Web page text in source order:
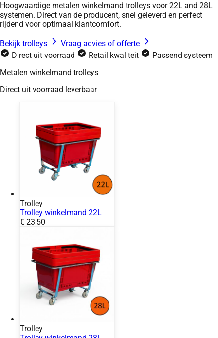
Hoogwaardige metalen winkelmand trolleys voor 22L and 28L
systemen. Direct van de producent, snel geleverd en perfect
rijdend voor optimaal klantcomfort.
Bekijk trolleys
Vraag advies of offerte
Direct uit voorraad
Retail kwaliteit
Passend systeem
Metalen winkelmand trolleys
Direct uit voorraad leverbaar
Trolley
Trolley winkelmand 22L
Prijs:
€ 23,50
Trolley